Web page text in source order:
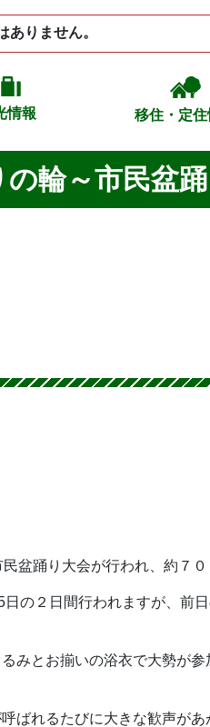
ありません。
情報 移住・定住
輪～市民盆
盆踊り大会が行われ、約７
の２日間行われますが、前
みとお揃いの浴衣で大勢が
ばれるたびに大きな歓声があ